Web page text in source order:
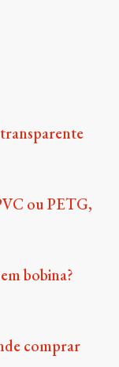
ou PETG,
bobina?
comprar